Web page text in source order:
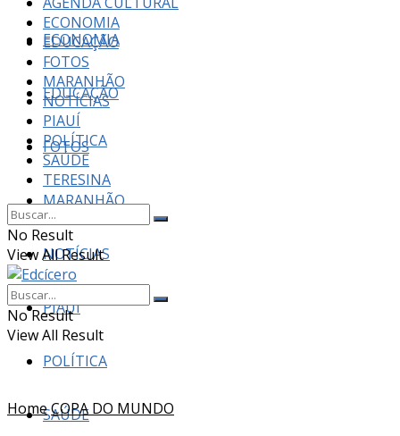
ECONOMIA
EDUCAÇÃO
FOTOS
MARANHÃO
NOTÍCIAS
PIAUÍ
POLÍTICA
SAÚDE
ECONOMIA
EDUCAÇÃO
FOTOS
MARANHÃO
NOTÍCIAS
PIAUÍ
POLÍTICA
SAÚDE
TERESINA
No Result
View All Result
No Result
View All Result
HomeCOPA DO MUNDO